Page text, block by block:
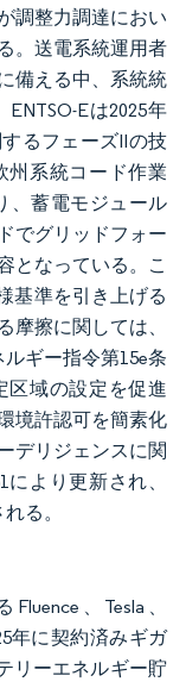
調整力調達におい
。送電系統運用者
備える中、系統統
Eは2025年
るフェーズIIの技
州系統コード作業
、蓄電モジュール
でグリッドフォー
となっている。こ
基準を引き上げる
摩擦に関しては、
ギー指令第15e条
区域の設定を促進
境許認可を簡素化
デリジェンスに関
より更新され、
る。
、Tesla、
年に契約済みギガ
リーエネルギー貯